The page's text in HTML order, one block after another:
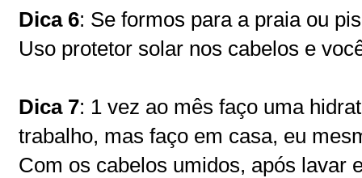
Dica 6: Se formos para a praia ou
Uso protetor solar nos cabelos e
Dica 7: 1 vez ao mês faço uma
trabalho, mas faço em casa, eu
Com os cabelos umidos, após lavar